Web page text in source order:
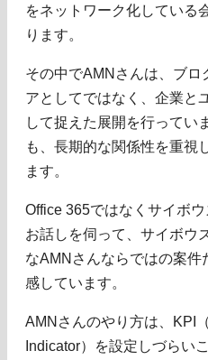
をネットワーク化している
ります。
その中でAMNさんは、ブロ
アとしてではなく、企業と
して捉えた展開を行ってい
も、長期的な関係性を重視
ます。
Office 365ではなくサイボ
お話しを伺って、サイボウ
なAMNさんならではの案件
感しています。
AMNさんのやり方は、KPI
Indicator）を設定しづらい